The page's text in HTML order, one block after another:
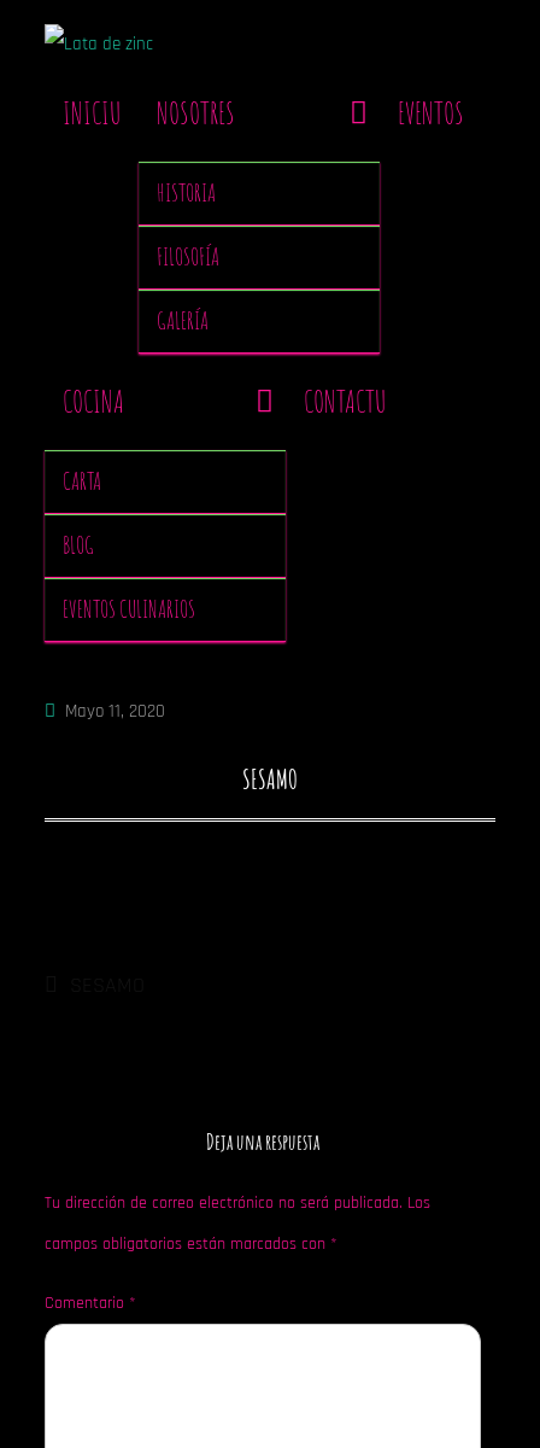
INICIU NOSOTRES
HISTORIA
FILOSOFÍA
GALERÍA
EVENTOS
COCINA
CARTA
BLOG
EVENTOS CULINARIOS
CONTACTU
Mayo 11, 2020
SESAMO
Deja una respuesta
Tu dirección de correo electrónico no será publicada. Los
campos obligatorios están marcados con *
Comentario *